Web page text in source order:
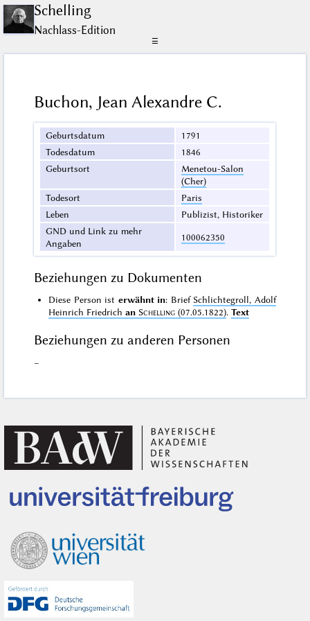
Schelling
Nachlass-Edition
☰
Buchon, Jean Alexandre C.
Geburtsdatum
1791
Todesdatum
1846
Geburtsort
Menetou-Salon
(Cher)
Todesort
Paris
Leben
Publizist, Historiker
GND und Link zu mehr
Angaben
100062350
Beziehungen zu Dokumenten
Diese Person ist erwähnt in: BriefSchlichtegroll, Adolf
Heinrich Friedrichan Schelling (07.05.1822).Text
Beziehungen zu anderen Personen
–